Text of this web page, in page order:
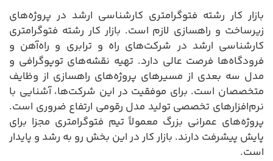
بازار کار رشته فتوگرامتری کارشناسی ارشد در پروژه‌های
زیرساخت و راهسازی لازم است. بازار کار رشته فتوگرامتری
کارشناسی ارشد در شرکت‌های راه و ترابری و راه‌آهن و
فرودگاه‌ها فرصت عالی دارد. تهیه نقشه‌های توپوگرافی و
مدل سه بعدی از مسیرهای پروژه‌های راهسازی از وظایف
متخصصان است. برای موفقیت در این شرکت‌ها، آشنایی با
نرم‌افزارهای تخصصی تولید مدل رقومی ارتفاع ضروری است.
پروژه‌های عمرانی بزرگ معمولاً تیم فتوگرامتری مجزا برای
پایش پیشرفت دارند. بازار کار در این بخش رو به رشد و پایدار
است.